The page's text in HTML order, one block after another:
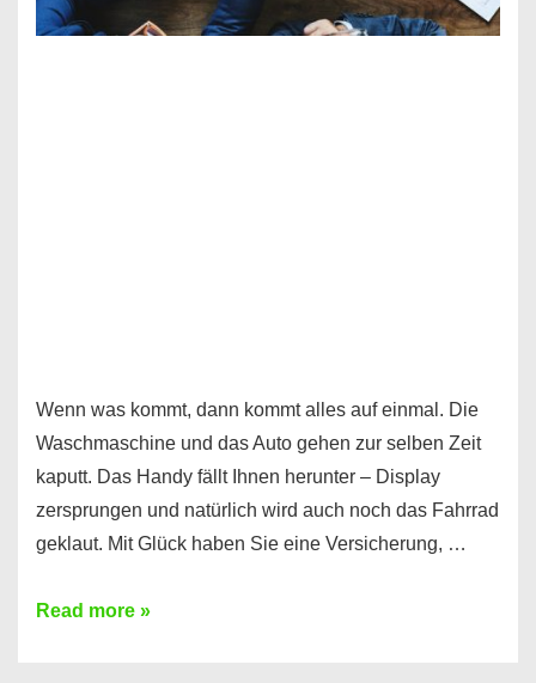
Wenn was kommt, dann kommt alles auf einmal. Die
Waschmaschine und das Auto gehen zur selben Zeit
kaputt. Das Handy fällt Ihnen herunter – Display
zersprungen und natürlich wird auch noch das Fahrrad
geklaut. Mit Glück haben Sie eine Versicherung, …
Ferratum
Read more »